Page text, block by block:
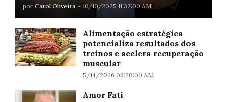
por Carol Oliveira - 10/10/2025 11:32:00 AM
Alimentação estratégica
potencializa resultados dos
treinos e acelera recuperação
muscular
5/14/2026 06:20:00 AM
Amor Fati